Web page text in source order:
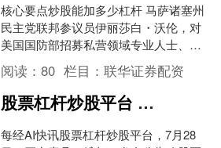
核心要点炒股能加多少杠杆 马萨诸塞州
民主党联邦参议员伊丽莎白・沃伦，对
美国国防部招募私营领域专业人士、优
化国防采购与资本调配的计划提出质
疑。 五角大楼正多措并举....
阅读：80 栏目：联华证券配资
股票杠杆炒股平台 巨力索具：取得2项发明专利证书
每经AI快讯股票杠杆炒股平台，7月28